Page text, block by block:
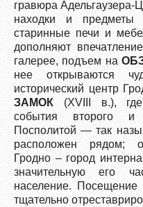
гравюра Адельгаузера-
находки и предметы
старинные печи и
дополняют
галерее, подъем на
нее открываются
исторический центр
ЗАМОК (XVIII в.), где
события второго и
Посполитой — так
расположен рядом;
Гродно – город
значительную его
население. Посещение
тщательно